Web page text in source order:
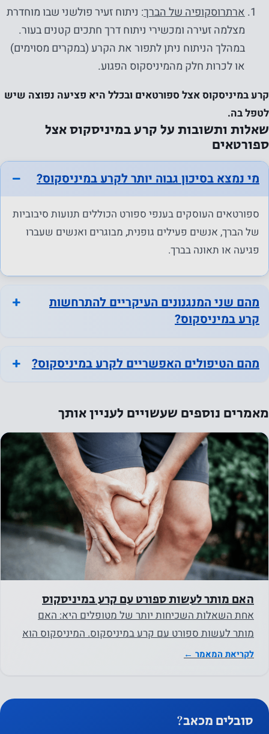
ארתרוסקופיה של הברך: ניתוח זעיר פולשני שבו מוחדרת
מצלמה זעירה ומכשירי ניתוח דרך חתכים קטנים בעור.
במהלך הניתוח ניתן לתפור את הקרע (במקרים מסוימים)
או לכרות חלק מהמיניסקוס הפגוע.
קרע במיניסקוס אצל ספורטאים ובכלל היא פציעה נפוצה שיש
לטפל בה.
שאלות ותשובות על קרע במיניסקוס אצל
ספורטאים
מי נמצא בסיכון גבוה יותר לקרע במיניסקוס?
ספורטאים העוסקים בענפי ספורט הכוללים תנועות סיבוביות
של הברך, אנשים פעילים גופנית, מבוגרים ואנשים שעברו
פגיעה או תאונה בברך.
מהם שני המנגנונים העיקריים להתרחשות
קרע במיניסקוס?
מהם הטיפולים האפשריים לקרע במיניסקוס?
מאמרים נוספים שעשויים לעניין אותך
האם מותר לעשות ספורט עם קרע במיניסקוס
אחת השאלות השכיחות יותר של מטופלים היא: האם
מותר לעשות ספורט עם קרע במיניסקוס. המיניסקוס הוא
רקמת סחוס סיבית…
לקריאת המאמר ←
סובלים מכאב?
השימוש
באתר.
המשתמש
שהאתר
בצורה
הטובה
במהלך
תסרב
תיעלם
שיווק
בתחומי
העניין
וההתנהגות
שלך
כשאתה
מבקר
באתר
שלנו, אתה
מגדיל את
הסיכוי
לראות
והצעות
אישית